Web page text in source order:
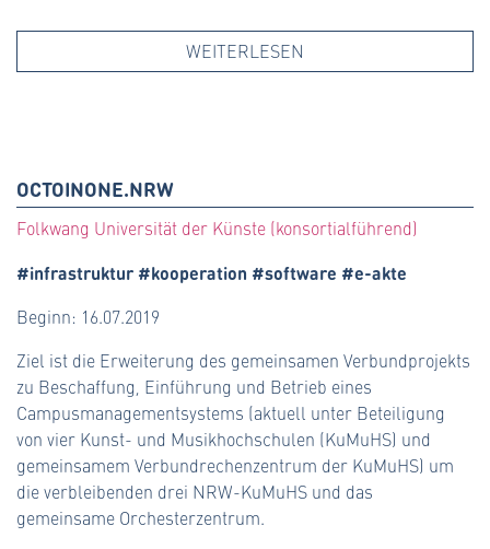
WEITERLESEN
OCTOINONE.NRW
Folkwang Universität der Künste (konsortialführend)
#infrastruktur #kooperation #software #e-akte
Beginn: 16.07.2019
Ziel ist die Erweiterung des gemeinsamen Verbundprojekts
zu Beschaffung, Einführung und Betrieb eines
Campusmanagementsystems (aktuell unter Beteiligung
von vier Kunst- und Musikhochschulen (KuMuHS) und
gemeinsamem Verbundrechenzentrum der KuMuHS) um
die verbleibenden drei NRW-KuMuHS und das
gemeinsame Orchesterzentrum.